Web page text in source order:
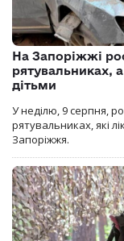
На Запоріжжі
рятувальниках,
дітьми
У неділю, 9 серпня,
рятувальниках, які
Запоріжжя.